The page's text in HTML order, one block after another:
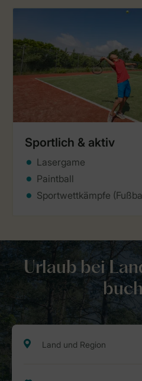
Sportlich & aktiv
Lasergame
Paintball
Sportwettkämpfe
Urlaub bei